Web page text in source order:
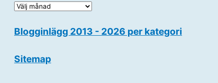
B
o
g
Blogginlägg 2013 - 2026 per kategori
Sitemap